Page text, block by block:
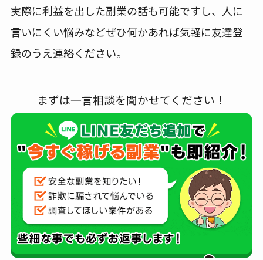
実際に利益を出した副業の話も可能ですし、人に
言いにくい悩みなどぜひ何かあれば気軽に友達登
録のうえ連絡ください。
まずは一言相談を聞かせてください！